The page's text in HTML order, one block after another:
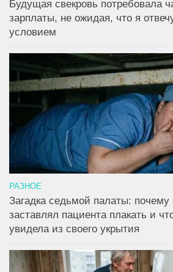
Будущая свекровь потребовала
зарплаты, не ожидая, что я
условием
РАЗНОЕ
Загадка седьмой палаты: почему
заставлял пациента плакать и
увидела из своего укрытия